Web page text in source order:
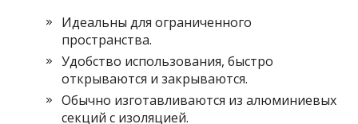
Идеальны для ограниченного
пространства.
Удобство использования, быстро
открываются и закрываются.
Обычно изготавливаются из алюминиевых
секций с изоляцией.